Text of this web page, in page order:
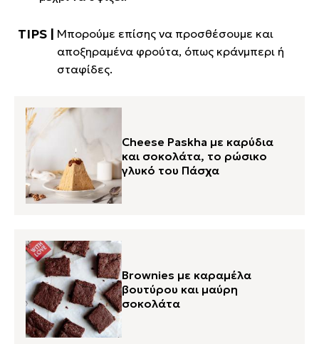
Μπορούμε επίσης να προσθέσουμε και
αποξηραμένα φρούτα, όπως κράνμπερι ή
σταφίδες.
Cheese Paskha με καρύδια
και σοκολάτα, το ρώσικο
γλυκό του Πάσχα
Brownies με καραμέλα
βουτύρου και μαύρη
σοκολάτα